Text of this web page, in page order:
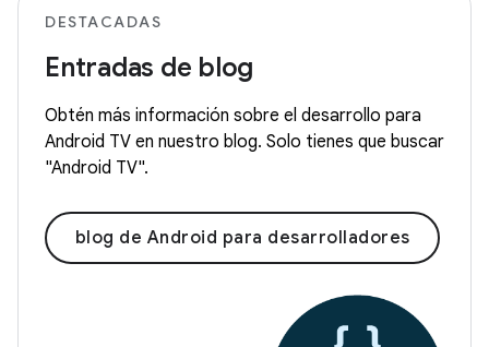
DESTACADAS
Entradas de blog
Obtén más información sobre el desarrollo para
Android TV en nuestro blog. Solo tienes que buscar
"Android TV".
blog de Android para desarrolladores